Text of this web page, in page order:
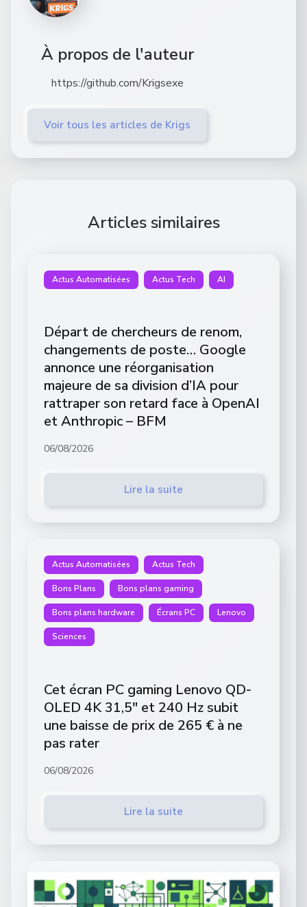
À propos de l'auteur
https://github.com/Krigsexe
Voir tous les articles de Krigs
Articles similaires
Actus Automatisées Actus Tech AI
Départ de chercheurs de renom,
changements de poste… Google
annonce une réorganisation
majeure de sa division d’IA pour
rattraper son retard face à OpenAI
et Anthropic – BFM
06/08/2026
Lire la suite
Actus Automatisées Actus Tech
Bons Plans Bons plans gaming
Bons plans hardware Écrans PC Lenovo
Sciences
Cet écran PC gaming Lenovo QD-
OLED 4K 31,5″ et 240 Hz subit
une baisse de prix de 265 € à ne
pas rater
06/08/2026
Lire la suite